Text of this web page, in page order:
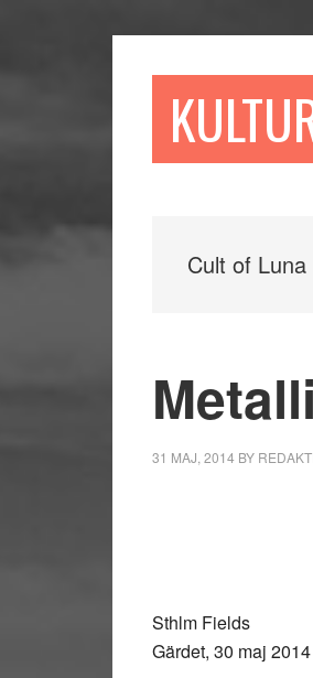
Cult of Luna
31 MAJ, 2014 BY
Sthlm Fields
Gärdet, 30 maj 2014